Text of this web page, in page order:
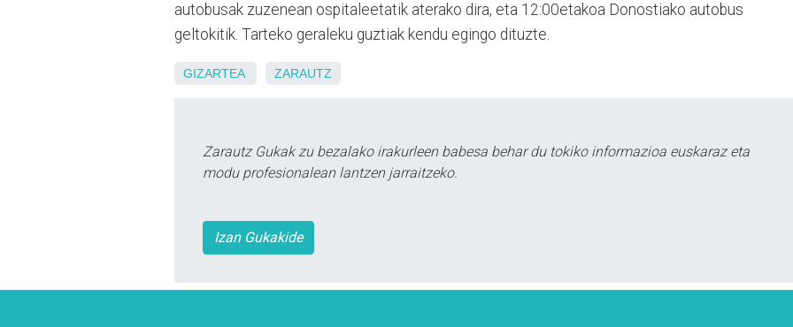
autobusak zuzenean ospitaleetatik aterako dira, eta 12:00etakoa Donostiako autobus
geltokitik. Tarteko geraleku guztiak kendu egingo dituzte.
GIZARTEA ZARAUTZ
Zarautz Gukak zu bezalako irakurleen babesa behar du tokiko informazioa euskaraz eta
modu profesionalean lantzen jarraitzeko.
Izan Gukakide